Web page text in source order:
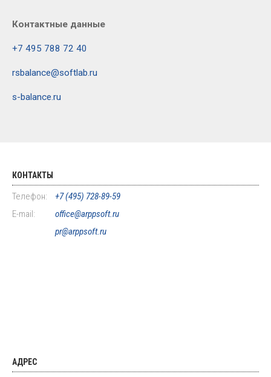
Контактные данные
+7 495 788 72 40
rsbalance@softlab.ru
s-balance.ru
КОНТАКТЫ
Телефон:
+7 (495) 728-89-59
E-mail:
office@arppsoft.ru
pr@arppsoft.ru
АДРЕС